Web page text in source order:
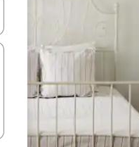
pomocou klávesov so